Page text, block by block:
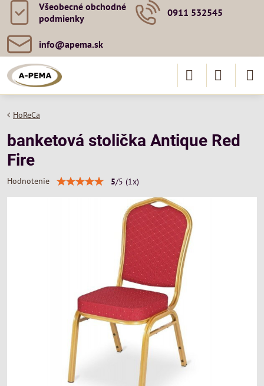
Všeobecné obchodné
podmienky
0911 532545
info​@apema​.sk
HoReCa
banketová stolička Antique Red
Fire
Hodnotenie 5/5 (1x)